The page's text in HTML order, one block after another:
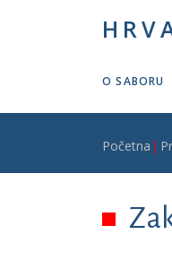
O SABORU
Početna